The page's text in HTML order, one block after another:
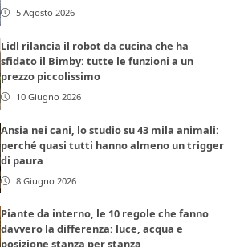
5 Agosto 2026
Lidl rilancia il robot da cucina che ha
sfidato il Bimby: tutte le funzioni a un
prezzo piccolissimo
10 Giugno 2026
Ansia nei cani, lo studio su 43 mila animali:
perché quasi tutti hanno almeno un trigger
di paura
8 Giugno 2026
Piante da interno, le 10 regole che fanno
davvero la differenza: luce, acqua e